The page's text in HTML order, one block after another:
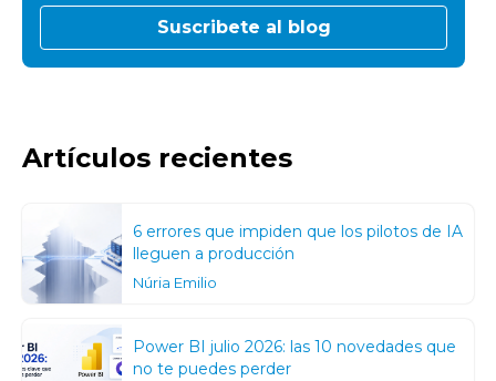
Artículos recientes
6 errores que impiden que los pilotos de IA
lleguen a producción
Núria Emilio
Power BI julio 2026: las 10 novedades que
no te puedes perder